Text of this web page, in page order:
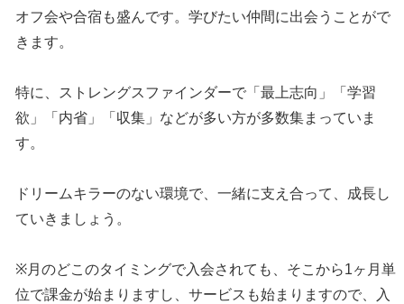
オフ会や合宿も盛んです。学びたい仲間に出会うことがで
きます。
特に、ストレングスファインダーで「最上志向」「学習
欲」「内省」「収集」などが多い方が多数集まっていま
す。
ドリームキラーのない環境で、一緒に支え合って、成長し
ていきましょう。
※月のどこのタイミングで入会されても、そこから1ヶ月単
位で課金が始まりますし、サービスも始まりますので、入